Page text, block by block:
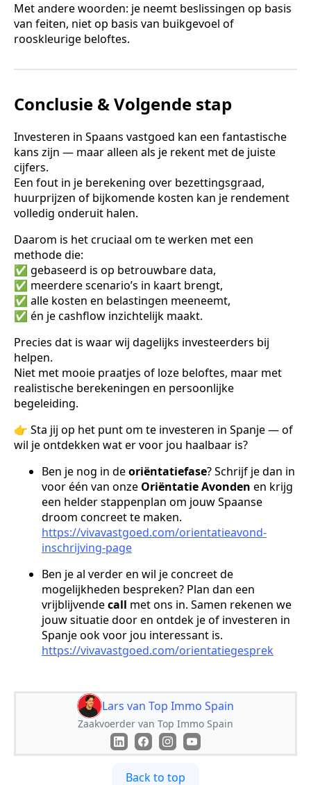
Met andere woorden: je neemt beslissingen op basis
van feiten, niet op basis van buikgevoel of
rooskleurige beloftes.
Conclusie & Volgende stap
Investeren in Spaans vastgoed kan een fantastische
kans zijn — maar alleen als je rekent met de juiste
cijfers.
Een fout in je berekening over bezettingsgraad,
huurprijzen of bijkomende kosten kan je rendement
volledig onderuit halen.
Daarom is het cruciaal om te werken met een
methode die:
✅ gebaseerd is op betrouwbare data,
✅ meerdere scenario’s in kaart brengt,
✅ alle kosten en belastingen meeneemt,
✅ én je cashflow inzichtelijk maakt.
Precies dat is waar wij dagelijks investeerders bij
helpen.
Niet met mooie praatjes of loze beloftes, maar met
realistische berekeningen en persoonlijke
begeleiding.
👉 Sta jij op het punt om te investeren in Spanje — of
wil je ontdekken wat er voor jou haalbaar is?
Ben je nog in deoriëntatiefase? Schrijf je dan in
voor één van onze Oriëntatie Avonden en krijg
een helder stappenplan om jouw Spaanse
droom concreet te maken.
https://vivavastgoed.com/orientatieavond-
inschrijving-page
Ben je al verder en wil je concreet de
mogelijkheden bespreken? Plan dan een
vrijblijvendecall met ons in. Samen rekenen we
jouw situatie door en ontdek je of investeren in
Spanje ook voor jou interessant is.
https://vivavastgoed.com/orientatiegesprek
Lars van Top Immo Spain
Zaakvoerder van Top Immo Spain
Back to top